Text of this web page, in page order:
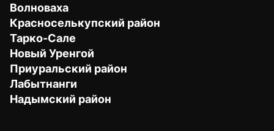
Волноваха
Красноселькупский район
Тарко-Сале
Новый Уренгой
Приуральский район
Лабытнанги
Надымский район